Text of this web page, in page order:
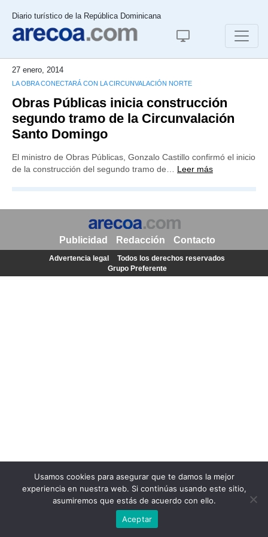
Diario turístico de la República Dominicana
27 enero, 2014
LA OBRA CONECTARÁ CON LA CIRCUNVALACIÓN NORTE
Obras Públicas inicia construcción
segundo tramo de la Circunvalación
Santo Domingo
El ministro de Obras Públicas, Gonzalo Castillo confirmó el inicio
de la construcción del segundo tramo de… Leer más
Usamos cookies para asegurar que te damos la mejor
experiencia en nuestra web. Si continúas usando este sitio,
asumiremos que estás de acuerdo con ello.
Aceptar
Publicidad Redacción Contacto
Advertencia legal
Todos los derechos reservados
Grupo Preferente